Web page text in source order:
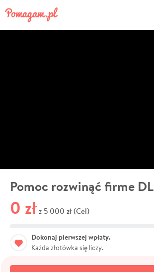
Pomoc rozwinąć firme DL
0 zł z 5 000 zł (Cel)
Dokonaj pierwszej wpłaty.
Każda złotówka się liczy.